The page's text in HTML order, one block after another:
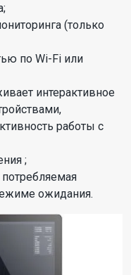
(только
по Wi-Fi или
интерактивное
работы с
;
ожидания.